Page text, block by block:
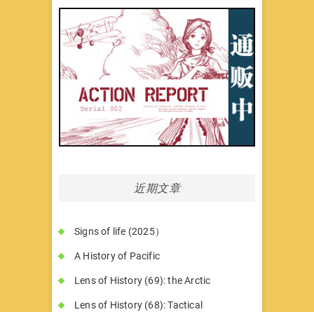
近期文章
Signs of life (2025）
A History of Pacific
Lens of History (69): the Arctic
Lens of History (68): Tactical